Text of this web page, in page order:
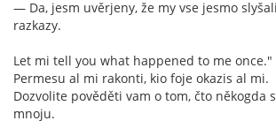
— Da, jesm uvěrjeny, že my vse jesmo
razkazy.
Let mi tell you what happened to me once."
Permesu al mi rakonti, kio foje okazis al mi.
Dozvolite pověděti vam o tom, čto někogda
mnoju.